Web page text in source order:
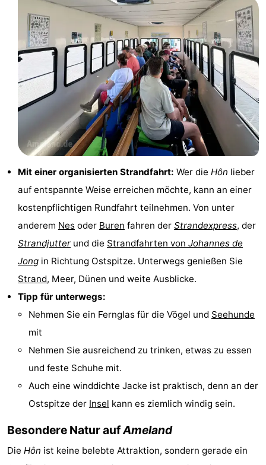
Mit einer organisierten Strandfahrt: Wer die Hôn lieber
auf entspannte Weise erreichen möchte, kann an einer
kostenpflichtigen Rundfahrt teilnehmen. Von unter
anderem Nes oder Buren fahren der Strandexpress, der
Strandjutter und die Strandfahrten von Johannes de
Jong in Richtung Ostspitze. Unterwegs genießen Sie
Strand, Meer, Dünen und weite Ausblicke.
Tipp für unterwegs:
Nehmen Sie ein Fernglas für die Vögel und Seehunde
mit
Nehmen Sie ausreichend zu trinken, etwas zu essen
und feste Schuhe mit.
Auch eine winddichte Jacke ist praktisch, denn an der
Ostspitze der Insel kann es ziemlich windig sein.
Besondere Natur aufAmeland
Die Hôn ist keine belebte Attraktion, sondern gerade ein